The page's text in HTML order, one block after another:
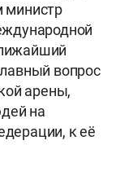
министр
вопрос
арены,
на
к её